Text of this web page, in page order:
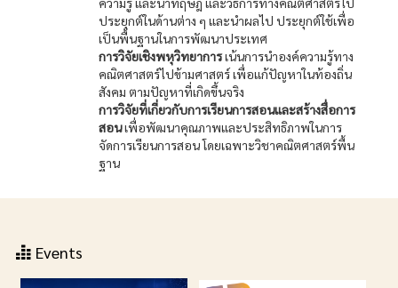
ประยุกต์ในด้านต่าง ๆ และนำผลไป ประยุกต์ใช้เพื่อ
เป็นพื้นฐานในการพัฒนาประเทศ
การวิจัยเชิงพหุวิทยาการเน้นการนำองค์ความรู้ทาง
คณิตศาสตร์ไปข้ามศาสตร์ เพื่อแก้ปัญหาในท้องถิ่น
สังคม ตามปัญหาที่เกิดขึ้นจริง
การวิจัยที่เกี่ยวกับการเรียนการสอนและสร้างสื่อการ
สอนเพื่อพัฒนาคุณภาพและประสิทธิภาพในการ
จัดการเรียนการสอน โดยเฉพาะวิชาคณิตศาสตร์พื้น
ฐาน
Events